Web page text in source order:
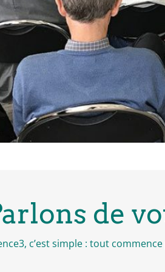
de
c’est simple : tout